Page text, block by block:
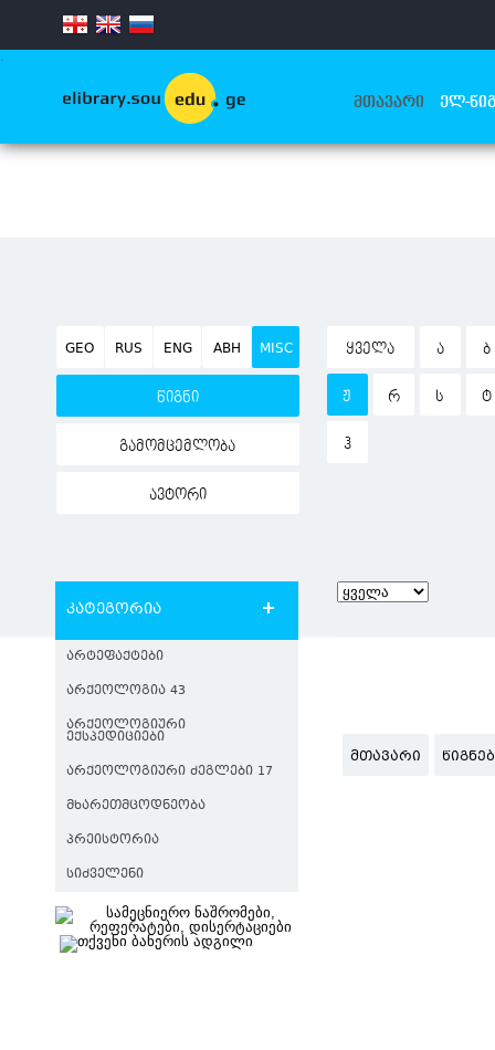
.
ᲛᲗᲐᲕᲐᲠᲘ ᲔᲚ-
GEO RUS ENG ABH MISC
წიგნი
გამომცემლობა
ავტორი
ᲧᲕᲔᲚᲐ Ა Ბ
Ჟ Რ Ს Ტ
Ჰ
კატეგორია
ᲐᲠᲢᲔᲤᲐᲥᲢᲔᲑᲘ
ᲐᲠᲥᲔᲝᲚᲝᲒᲘᲐ 43
ᲐᲠᲥᲔᲝᲚᲝᲒᲘᲣᲠᲘ
ᲔᲥᲡᲞᲔᲓᲘᲪᲘᲔᲑᲘ
ᲐᲠᲥᲔᲝᲚᲝᲒᲘᲣᲠᲘ ᲫᲔᲒᲚᲔᲑᲘ 17
ᲛᲮᲐᲠᲔᲗᲛᲪᲝᲓᲜᲔᲝᲑᲐ
ᲞᲠᲔᲘᲡᲢᲝᲠᲘᲐ
ᲡᲘᲫᲕᲔᲚᲔᲜᲘ
ᲛᲗᲐᲕᲐᲠᲘ